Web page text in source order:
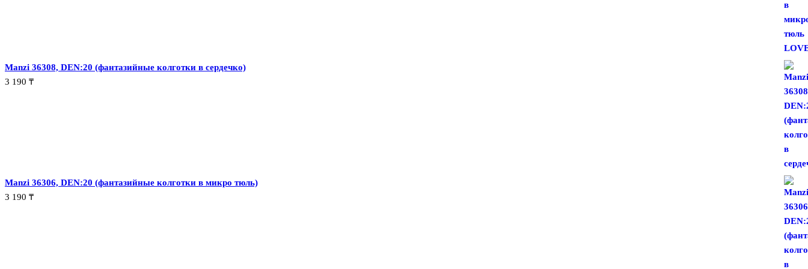
Manzi 36308, DEN:20 (фантазийные колготки в сердечко)
3 190 ₸
Manzi 36306, DEN:20 (фантазийные колготки в микро тюль)
3 190 ₸